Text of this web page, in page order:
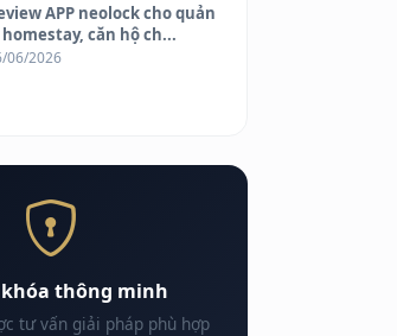
APP neolock cho quản
homestay, căn hộ ch...
06/2026
thông minh
tư vấn giải pháp phù hợp